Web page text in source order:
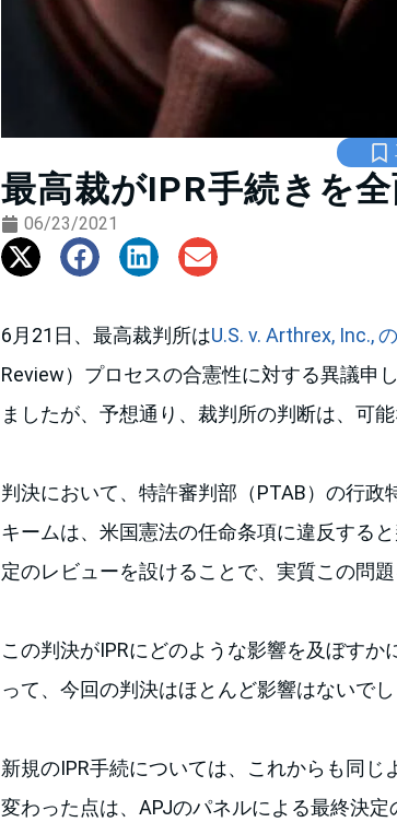
最高裁がIPR手続きを
06/23/2021
6月21日、最高裁判所はU.S. v. Arthrex, Inc.,
Review）プロセスの合憲性に対する異議申
ましたが、予想通り、裁判所の判断は、可
判決において、特許審判部（PTAB）の行政
キームは、米国憲法の任命条項に違反する
定のレビューを設けることで、実質この問題
この判決がIPRにどのような影響を及ぼす
って、今回の判決はほとんど影響はないでし
新規のIPR手続については、これからも同
変わった点は、APJのパネルによる最終決